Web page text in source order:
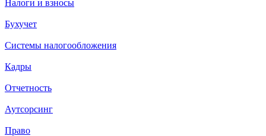
Налоги и взносы
Бухучет
Системы налогообложения
Кадры
Отчетность
Аутсорсинг
Право